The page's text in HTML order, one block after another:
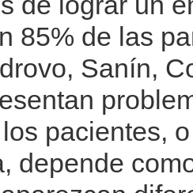
85% de las
Sanín,
pacientes,
depende